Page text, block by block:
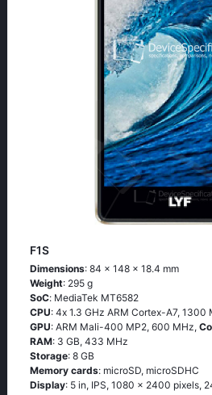
F1S
Dimensions: 84 x 148 x 18.4 mm
Weight: 295 g
SoC: МеdiаТеk МТ6582
CPU: 4х 1.3 GНz АRМ Соrtех-А7, 1300
GPU: ARM Mali-400 MP2, 600 MHz,
RAM: 3 GB, 433 MHz
Storage: 8 GB
Memory cards: microSD, microSDHC
Display: 5 in, IPS, 1080 x 2400 pixels,